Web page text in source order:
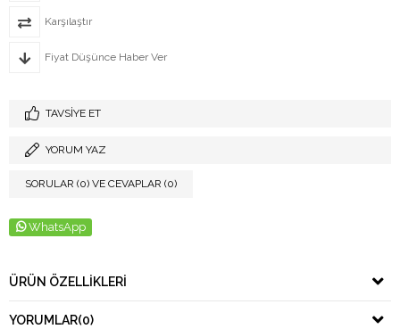
Karşılaştır
Fiyat Düşünce Haber Ver
TAVSIYE ET
YORUM YAZ
SORULAR (0) VE CEVAPLAR (0)
WhatsApp
ÜRÜN ÖZELLIKLERI
YORUMLAR(0)